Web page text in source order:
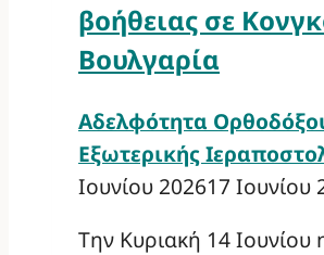
βοήθειας σε
Βουλγαρία
Αδελφότητα
Εξωτερικής
Ιουνίου 202617 Ιουνίου
Την Κυριακή 14 Ιουνίου